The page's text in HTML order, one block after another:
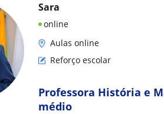
Sara
online
Aulas online
Reforço escolar
Professora História e
médio